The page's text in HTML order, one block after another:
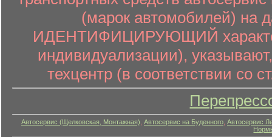
(марок автомобилей) на
ИДЕНТИФИЦИРУЮЩИЙ характер
индивидуализации),
техцентр (в соответствии со
Автосервис (Щелковская, Монтажная) Автосервис на Буденного Автосервис